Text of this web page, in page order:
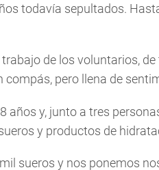
todavía sepultados.
de los voluntarios,
compás, pero llena de
años y, junto a tres
y productos de
sueros y nos ponemos